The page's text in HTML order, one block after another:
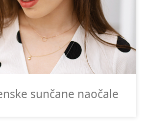
sunčane naočale